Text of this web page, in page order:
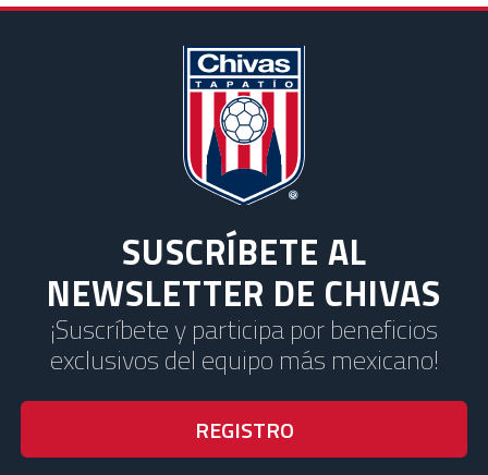
SUSCRÍBETE AL
NEWSLETTER DE CHIVAS
¡Suscríbete y participa por beneficios
exclusivos del equipo más mexicano!